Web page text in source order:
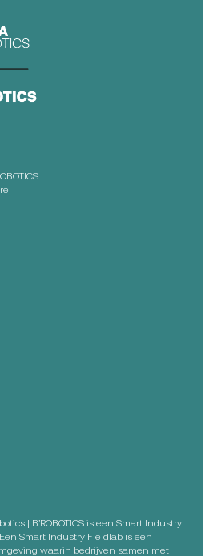
| B’ROBOTICS is een Smart Industry
Smart Industry Fieldlab is een
waarin bedrijven samen met